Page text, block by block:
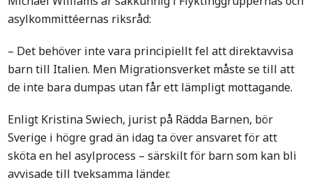
asylkommittéernas riksråd:
– Det behöver inte vara principiellt fel att direktavvisa
barn till Italien. Men Migrationsverket måste se till att
de inte bara dumpas utan får ett lämpligt mottagande.
Enligt Kristina Swiech, jurist på Rädda Barnen, bör
Sverige i högre grad än idag ta över ansvaret för att
sköta en hel asylprocess – särskilt för barn som kan bli
avvisade till tveksamma länder.